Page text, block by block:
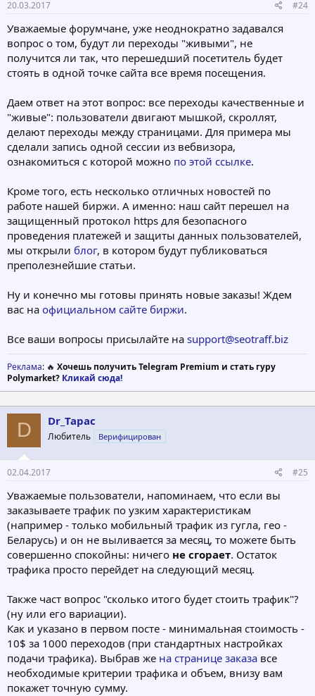
20.03.2017 #24
Уважаемые форумчане, уже неоднократно задавался
вопрос о том, будут ли переходы "живыми", не
получится ли так, что перешедший посетитель будет
стоять в одной точке сайта все время посещения.
Даем ответ на этот вопрос: все переходы качественные и
"живые": пользователи двигают мышкой, скроллят,
делают переходы между страницами. Для примера мы
сделали запись одной сессии из вебвизора,
ознакомиться с которой можно по этой ссылке.
Кроме того, есть несколько отличных новостей по
работе нашей биржи. А именно: наш сайт перешел на
защищенный протокол https для безопасного
проведения платежей и защиты данных пользователей,
мы открыли блог, в котором будут публиковаться
преполезнейшие статьи.
Ну и конечно мы готовы принять новые заказы! Ждем
вас на официальном сайте биржи.
Все ваши вопросы присылайте на support@seotraff.biz
Реклама: 🔥 Хочешь получить Telegram Premium и стать гуру
Polymarket? Кликай сюда!
D Dr_Tapac
Любитель Верифицирован
02.04.2017 #25
Уважаемые пользователи, напоминаем, что если вы
заказываете трафик по узким характеристикам
(например - только мобильный трафик из гугла, гео -
Беларусь) и он не выливается за месяц, то можете быть
совершенно спокойны: ничего не сгорает. Остаток
трафика просто перейдет на следующий месяц.
Также част вопрос "сколько итого будет стоить трафик"?
(ну или его вариации).
Как и указано в первом посте - минимальная стоимость -
10$ за 1000 переходов (при стандартных настройках
подачи трафика). Выбрав же на странице заказа все
необходимые критерии трафика и объем, внизу вам
покажет точную сумму.